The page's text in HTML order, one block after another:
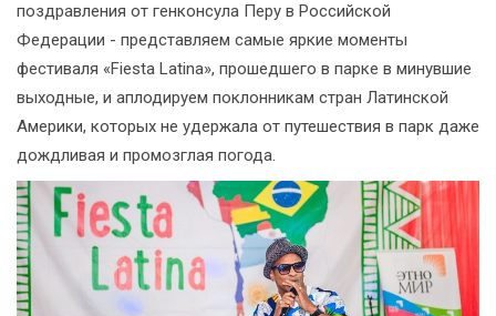
поздравления от генконсула Перу в Российской
Федерации - представляем самые яркие моменты
фестиваля «Fiesta Latina», прошедшего в парке в минувшие
выходные, и аплодируем поклонникам стран Латинской
Америки, которых не удержала от путешествия в парк даже
дождливая и промозглая погода.